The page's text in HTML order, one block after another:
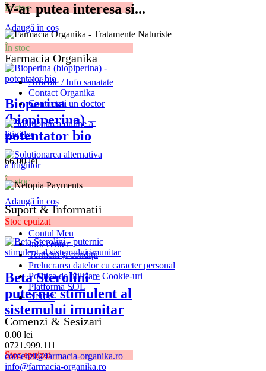
În stoc
Adaugă în coș
În stoc
Bioperina
(biopiperina) –
potentator bio
66.00lei
În stoc
Adaugă în coș
Stoc epuizat
Beta Sterolini –
puternic stimulent al
sistemului imunitar
0.00 lei
Stoc epuizat
V-ar putea interesa si...
Farmacia Organika
Articole / Info sanatate
Contact Organika
Contactati un doctor
Suport & Informatii
Contul Meu
Info center
Termeni și condiții
Prelucrarea datelor cu caracter personal
Politica de utilizare Cookie-uri
Platforma SOL
ANPC
Comenzi & Sesizari
0721.999.111
comenzi@farmacia-organika.ro
info@farmacia-organika.ro